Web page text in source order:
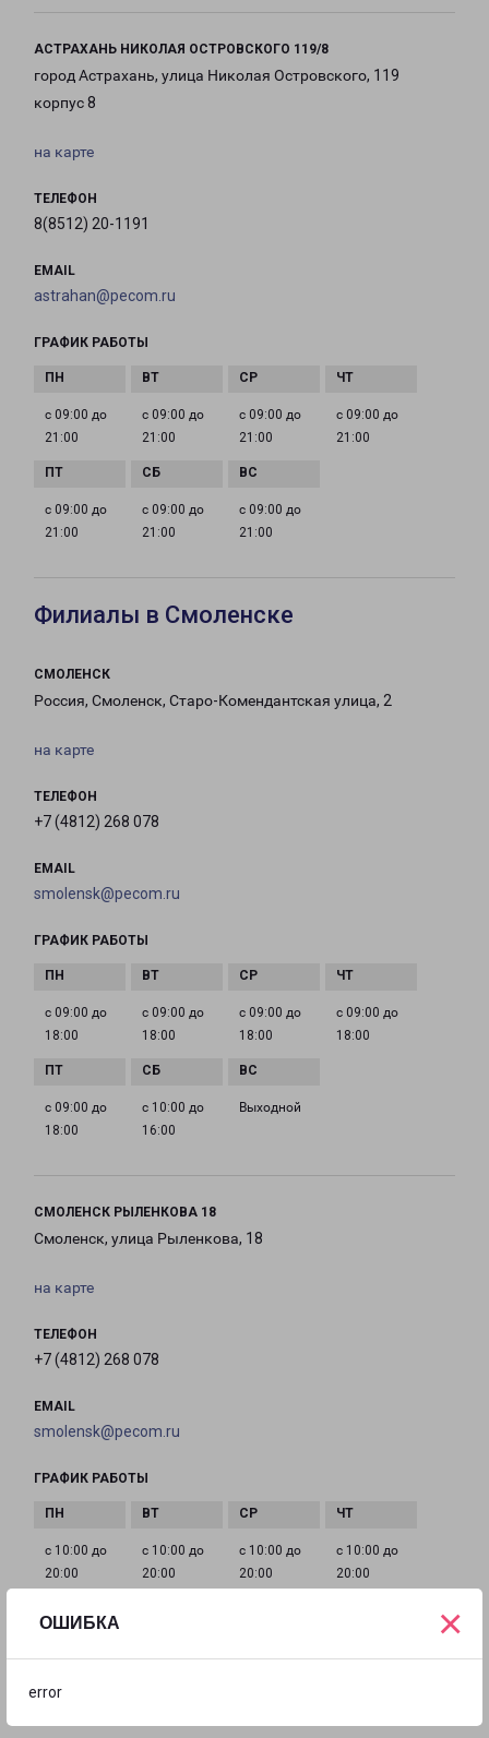
ОШИБКА
error
×
АСТРАХАНЬ НИКОЛАЯ ОСТРОВСКОГО 119/8
город Астрахань, улица Николая Островского, 119
корпус 8
на карте
ТЕЛЕФОН
8(8512) 20-1191
EMAIL
astrahan@pecom.ru
ГРАФИК РАБОТЫ
с 09:00 до
21:00
с 09:00 до
21:00
с 09:00 до
21:00
с 09:00 до
21:00
с 09:00 до
21:00
с 09:00 до
21:00
с 09:00 до
21:00
Филиалы в Смоленске
СМОЛЕНСК
Россия, Смоленск, Старо-Комендантская улица, 2
на карте
ТЕЛЕФОН
+7 (4812) 268 078
EMAIL
smolensk@pecom.ru
ГРАФИК РАБОТЫ
с 09:00 до
18:00
с 09:00 до
18:00
с 09:00 до
18:00
с 09:00 до
18:00
с 09:00 до
18:00
с 10:00 до
16:00
Выходной
СМОЛЕНСК РЫЛЕНКОВА 18
Смоленск, улица Рыленкова, 18
на карте
ТЕЛЕФОН
+7 (4812) 268 078
EMAIL
smolensk@pecom.ru
ГРАФИК РАБОТЫ
с 10:00 до
20:00
с 10:00 до
20:00
с 10:00 до
20:00
с 10:00 до
20:00